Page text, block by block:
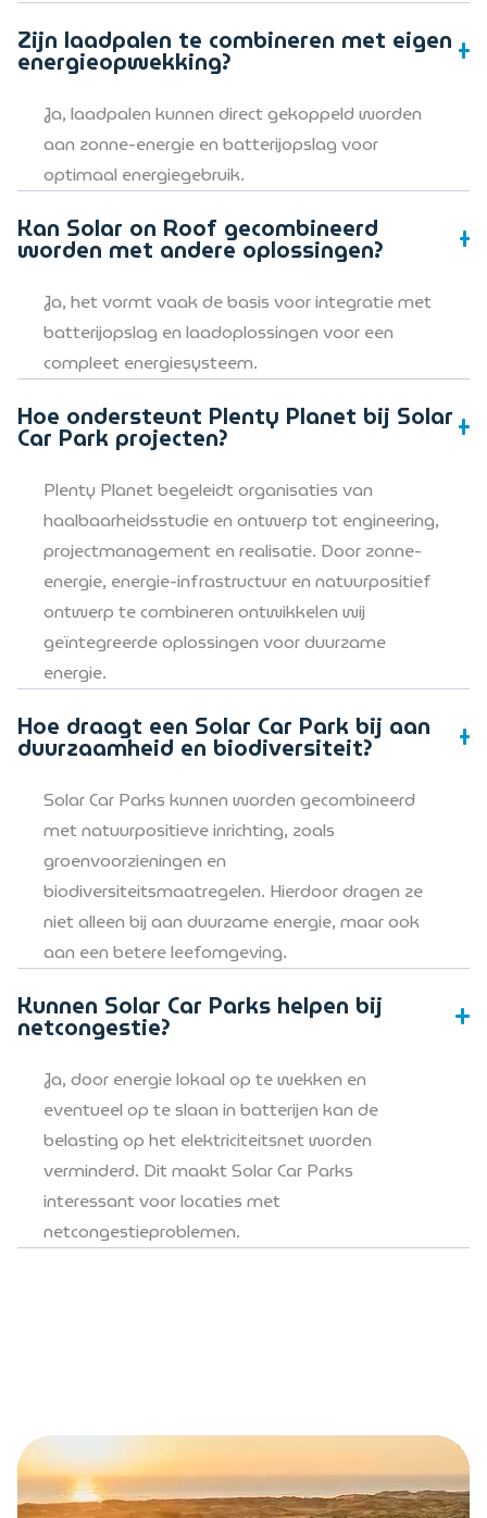
Zijn laadpalen te combineren met eigen
energieopwekking?
Ja, laadpalen kunnen direct gekoppeld worden
aan zonne-energie en batterijopslag voor
optimaal energiegebruik.
Kan Solar on Roof gecombineerd
worden met andere oplossingen?
Ja, het vormt vaak de basis voor integratie met
batterijopslag en laadoplossingen voor een
compleet energiesysteem.
Hoe ondersteunt Plenty Planet bij Solar
Car Park projecten?
Plenty Planet begeleidt organisaties van
haalbaarheidsstudie en ontwerp tot engineering,
projectmanagement en realisatie. Door zonne-
energie, energie-infrastructuur en natuurpositief
ontwerp te combineren ontwikkelen wij
geïntegreerde oplossingen voor duurzame
energie.
Hoe draagt een Solar Car Park bij aan
duurzaamheid en biodiversiteit?
Solar Car Parks kunnen worden gecombineerd
met natuurpositieve inrichting, zoals
groenvoorzieningen en
biodiversiteitsmaatregelen. Hierdoor dragen ze
niet alleen bij aan duurzame energie, maar ook
aan een betere leefomgeving.
Kunnen Solar Car Parks helpen bij
netcongestie?
Ja, door energie lokaal op te wekken en
eventueel op te slaan in batterijen kan de
belasting op het elektriciteitsnet worden
verminderd. Dit maakt Solar Car Parks
interessant voor locaties met
netcongestieproblemen.